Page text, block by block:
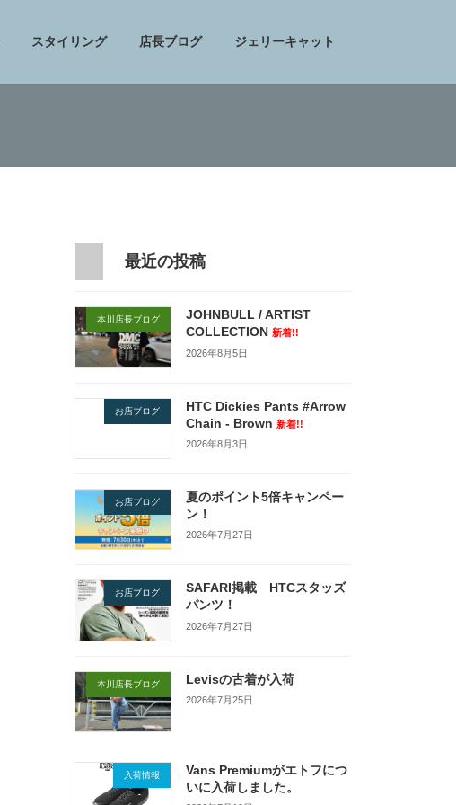
スタイリング 店長ブログ ジェリーキャット
最近の投稿
本川店長ブログ
JOHNBULL / ARTIST
COLLECTION 新着!!
2026年8月5日
お店ブログ
HTC Dickies Pants #Arrow
Chain - Brown 新着!!
2026年8月3日
お店ブログ
夏のポイント5倍キャンペー
ン！
2026年7月27日
お店ブログ
SAFARI掲載 HTCスタッズ
パンツ！
2026年7月27日
本川店長ブログ Levisの古着が入荷
2026年7月25日
入荷情報
Vans Premiumがエトフにつ
いに入荷しました。